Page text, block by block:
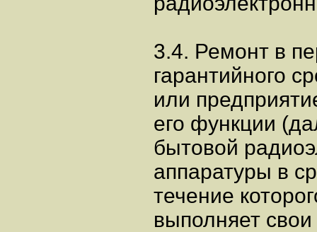
3.4. Ремонт в
гарантийного
или
его функции
бытовой
аппаратуры в
течение
выполняет